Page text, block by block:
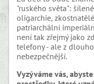
"ruského světa":
oligarchie,
patriarchální
není tak zřejmý jako
telefony - ale z
nebezpečnější.
Vyzýváme vás,